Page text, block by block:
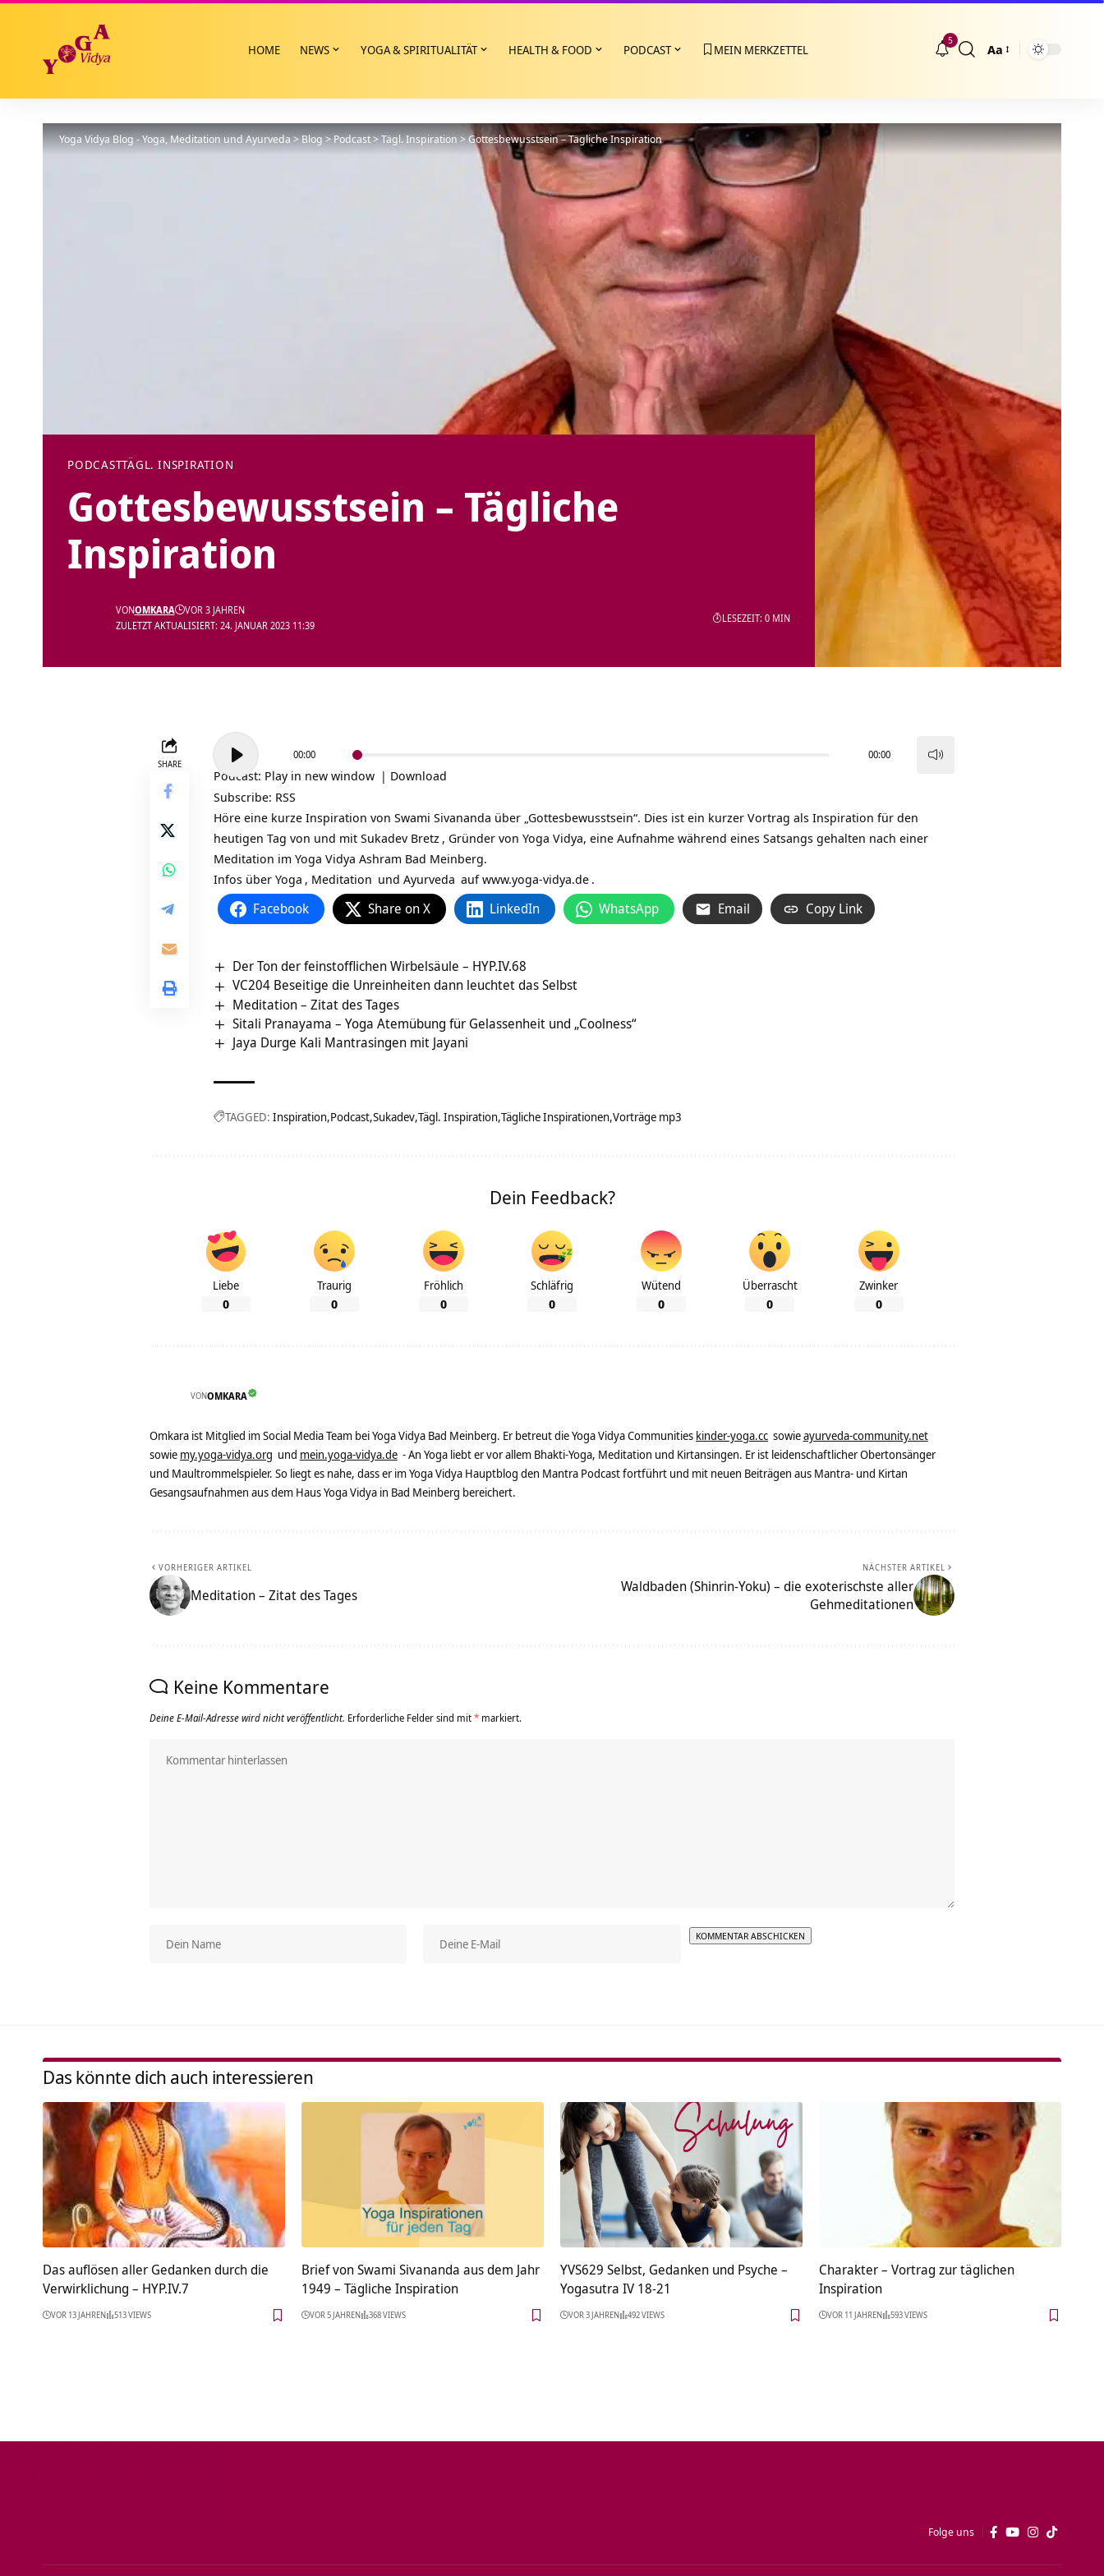
HOME NEWS YOGA & SPIRITUALITÄT HEALTH & FOOD PODCAST MEIN MERKZETTEL
5
Größenänderung
Aa
Yoga Vidya Blog - Yoga, Meditation und Ayurveda>Blog>Podcast>Tägl. Inspiration>Gottesbewusstsein – Tägliche Inspiration
PODCASTTÄGL. INSPIRATION
Gottesbewusstsein – Tägliche
Inspiration
ZULETZT AKTUALISIERT: 24. JANUAR 2023 11:39
VONOMKARA VOR 3 JAHREN
LESEZEIT: 0 MIN
SHARE
Player
00:00 00:00
Podcast: Play in new window | Download
Subscribe: RSS
Höre eine kurze Inspiration von Swami Sivananda über „Gottesbewusstsein“. Dies ist ein kurzer Vortrag als Inspiration für den
heutigen Tag von und mit Sukadev Bretz , Gründer von Yoga Vidya, eine Aufnahme während eines Satsangs gehalten nach einer
Meditation im Yoga Vidya Ashram Bad Meinberg.
Infos über Yoga , Meditation und Ayurveda aufwww.yoga-vidya.de .
Facebook Share on X LinkedIn WhatsApp Email Copy Link
Der Ton der feinstofflichen Wirbelsäule – HYP.IV.68
VC204 Beseitige die Unreinheiten dann leuchtet das Selbst
Meditation – Zitat des Tages
Sitali Pranayama – Yoga Atemübung für Gelassenheit und „Coolness“
Jaya Durge Kali Mantrasingen mit Jayani
TAGGED: Inspiration Podcast Sukadev Tägl. Inspiration Tägliche Inspirationen Vorträge mp3
Dein Feedback?
Liebe
0
Traurig
0
Fröhlich
0
Schläfrig
0
Wütend
0
Überrascht
0
Zwinker
0
VONOMKARA
Omkara ist Mitglied im Social Media Team bei Yoga Vidya Bad Meinberg. Er betreut die Yoga Vidya Communities kinder-yoga.cc sowieayurveda-community.net
sowie my.yoga-vidya.org und mein.yoga-vidya.de - An Yoga liebt er vor allem Bhakti-Yoga, Meditation und Kirtansingen. Er ist leidenschaftlicher Obertonsänger
und Maultrommelspieler. So liegt es nahe, dass er im Yoga Vidya Hauptblog den Mantra Podcast fortführt und mit neuen Beiträgen aus Mantra- und Kirtan
Gesangsaufnahmen aus dem Haus Yoga Vidya in Bad Meinberg bereichert.
VORHERIGER ARTIKEL
Meditation – Zitat des Tages
NÄCHSTER ARTIKEL
Waldbaden (Shinrin-Yoku) – die exoterischste aller
Gehmeditationen
Keine Kommentare
Deine E-Mail-Adresse wird nicht veröffentlicht. Erforderliche Felder sind mit* markiert.
Das könnte dich auch interessieren
Das auflösen aller Gedanken durch die
Verwirklichung – HYP.IV.7
VOR 13 JAHREN 513 VIEWS
Brief von Swami Sivananda aus dem Jahr
1949 – Tägliche Inspiration
VOR 5 JAHREN 368 VIEWS
YVS629 Selbst, Gedanken und Psyche –
Yogasutra IV 18-21
VOR 3 JAHREN 492 VIEWS
Charakter – Vortrag zur täglichen
Inspiration
VOR 11 JAHREN 593 VIEWS
Folge uns